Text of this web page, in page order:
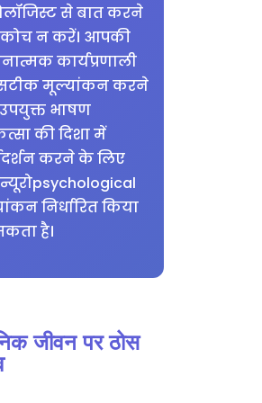
से बात करने
न करें। आपकी
कार्यप्रणाली
मूल्यांकन करने
भाषण
की दिशा में
करने के लिए
निर्धारित किया
है।
जीवन पर ठोस